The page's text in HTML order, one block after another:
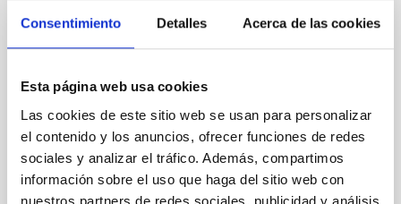
Consentimiento Detalles Acerca de las cookies
Esta página web usa cookies
Las cookies de este sitio web se usan para personalizar
el contenido y los anuncios, ofrecer funciones de redes
sociales y analizar el tráfico. Además, compartimos
información sobre el uso que haga del sitio web con
nuestros partners de redes sociales, publicidad y análisis
episodio este viernes, 5 de diciembre, a las 22:30
por Verónica Martín . En este episodio, la
investigadora del IAC y de la Universidad de La
Laguna , Adriana de Lorenzo-Cáceres Rodríguez ,
hablará de qué tienen en común nuestra galaxia, la
Vía Láctea, con sus galaxias ‘primas’ similares a ella